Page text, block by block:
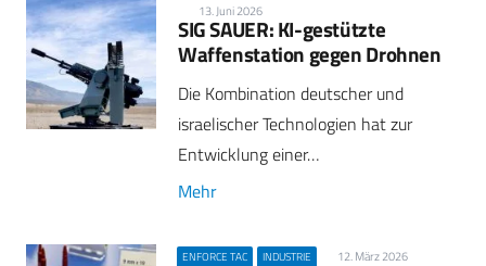
13. Juni 2026
SIG SAUER: KI-gestützte
Waffenstation gegen Drohnen
Die Kombination deutscher und
israelischer Technologien hat zur
Entwicklung einer…
Mehr
ENFORCE TAC INDUSTRIE 12. März 2026